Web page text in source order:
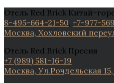
Отель Red Brick Китай-
8-495-664-21-50, +7-977-
Москва, Хохловский
Отель Red Brick Пресня
+7 (989) 581-16-19
Москва, Ул.Рочдельская 15,